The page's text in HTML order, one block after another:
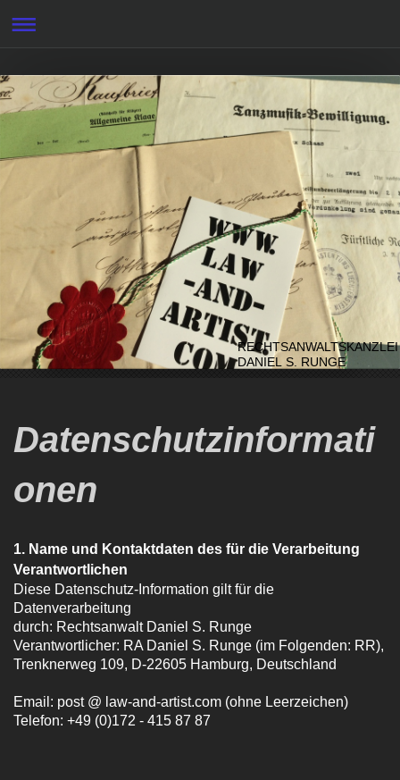
RECHTSANWALTSKANZLEI
DANIEL S. RUNGE
Datenschutzinformati
onen
1. Name und Kontaktdaten des für die Verarbeitung
Verantwortlichen
Diese Datenschutz-Information gilt für die
Datenverarbeitung
durch: Rechtsanwalt Daniel S. Runge
Verantwortlicher: RA Daniel S. Runge (im Folgenden: RR),
Trenknerweg 109, D-22605 Hamburg, Deutschland
Email: post @ law-and-artist.com (ohne Leerzeichen)
Telefon: +49 (0)172 - 415 87 87